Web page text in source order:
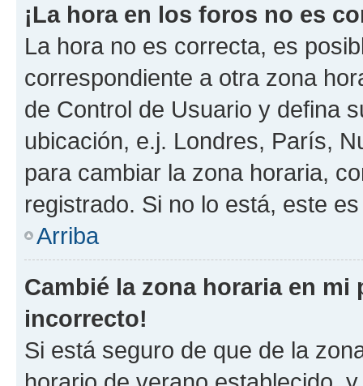
¡La hora en los foros no es
La hora no es correcta, es
correspondiente a otra zona
de Control de Usuario y defina
ubicación, e.j. Londres, París,
para cambiar la zona horaria,
registrado. Si no lo está, este
Arriba
Cambié la zona horaria en
incorrecto!
Si está seguro de que de la